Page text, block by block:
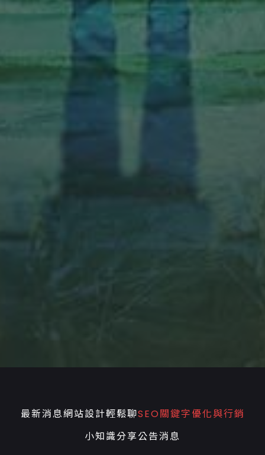
最新消息網站設計輕鬆聊SEO關鍵字優化與行銷
小知識分享公告消息